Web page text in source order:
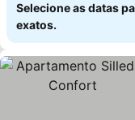
Selecione as datas
exatos.